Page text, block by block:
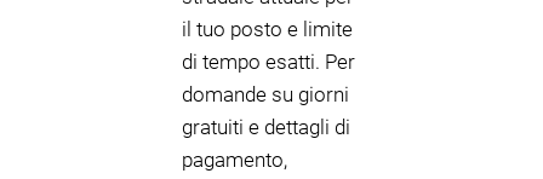
il tuo posto e limite
di tempo esatti. Per
domande su giorni
gratuiti e dettagli di
pagamento,